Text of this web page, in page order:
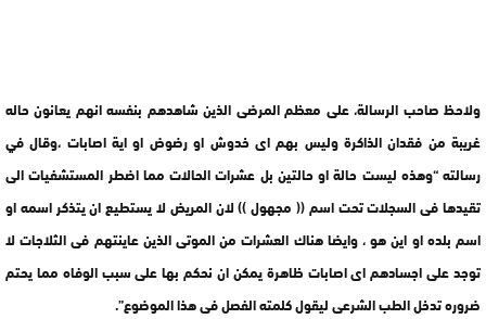
ولاحظ صاحب الرسالة، على معظم المرضى الذين شاهدهم بنفسه انهم يعانون حاله
غريبة من فقدان الذاكرة وليس بهم اى خدوش او رضوض او اية اصابات ،وقال في
رسالته “وهذه ليست حالة او حالتين بل عشرات الحالات مما اضطر المستشفيات الى
تقيدها فى السجلات تحت اسم (( مجهول )) لان المريض لا يستطيع ان يتذكر اسمه او
اسم بلده او اين هو ، وايضا هناك العشرات من الموتى الذين عاينتهم فى الثلاجات لا
توجد على اجسادهم اى اصابات ظاهرة يمكن ان نحكم بها على سبب الوفاه مما يحتم
ضروره تدخل الطب الشرعى ليقول كلمته الفصل فى هذا الموضوع”.